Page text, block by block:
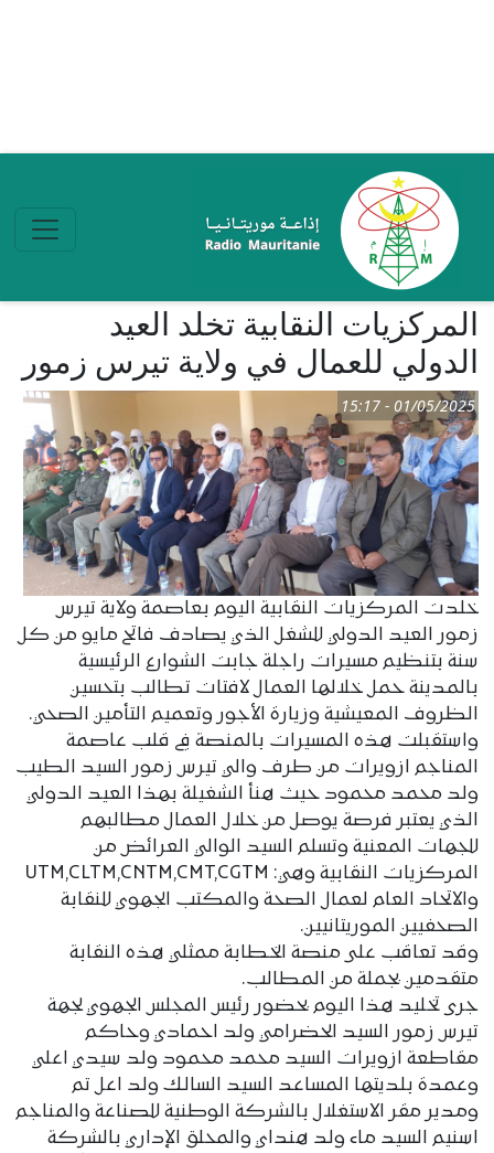
المركزيات النقابية تخلد العيد
الدولي للعمال في ولاية تيرس زمور
01/05/2025 - 15:17
خلدت المركزيات النقابية اليوم بعاصمة ولاية تيرس
زمور العيد الدولي للشغل الذي يصادف فاتح مايو من كل
سنة بتنظيم مسيرات راجلة جابت الشوارع الرئيسية
بالمدينة حمل خلالها العمال لافتات تطالب بتحسين
الظروف المعيشية وزيارة الأجور وتعميم التأمين الصحي.
واستقبلت هذه المسيرات بالمنصة في قلب عاصمة
المناجم ازويرات من طرف والي تيرس زمور السيد الطيب
ولد محمد محمود حيث هنأ الشغيلة بهذا العيد الدولي
الذي يعتبر فرصة يوصل من خلال العمال مطالبهم
للجهات المعنية وتسلم السيد الوالي العرائض من
المركزيات النقابية وهي: UTM,CLTM,CNTM,CMT,CGTM
والاتحاد العام لعمال الصحة والمكتب الجهوي للنقابة
الصحفيين الموريتانيين.
وقد تعاقب على منصة الخطابة ممثلي هذه النقابة
متقدمين بجملة من المطالب.
جرى تخليد هذا اليوم بحضور رئيس المجلس الجهوي لجهة
تيرس زمور السيد الحضرامي ولد احمادي وحاكم
مقاطعة ازويرات السيد محمد محمود ولد سيدي اعلي
وعمدة بلديتها المساعد السيد السالك ولد اعل تم
ومدير مقر الاستغلال بالشركة الوطنية للصناعة والمناجم
اسنيم السيد ماء ولد هنداي والمحلق الإداري بالشركة